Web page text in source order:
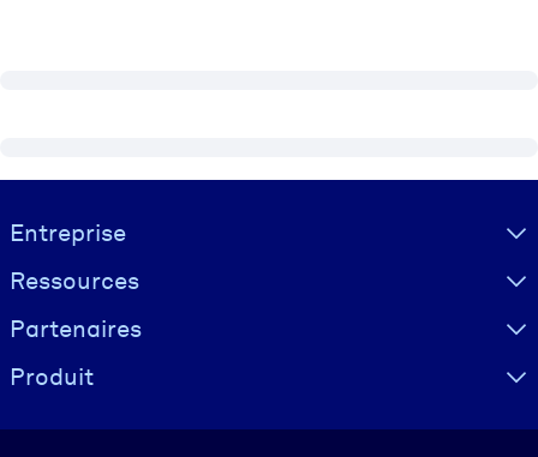
Visually hidden Text
Entreprise
Ressources
Partenaires
Produit